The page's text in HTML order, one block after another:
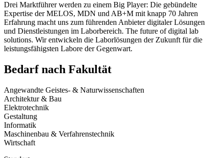
Drei Marktführer werden zu einem Big Player: Die gebündelte
Expertise der MELOS, MDN und AB+M mit knapp 70 Jahren
Erfahrung macht uns zum führenden Anbieter digitaler Lösungen
und Dienstleistungen im Laborbereich. The future of digital lab
solutions. Wir entwickeln die Laborlösungen der Zukunft für die
leistungsfähigsten Labore der Gegenwart.
Bedarf nach Fakultät
Angewandte Geistes- & Naturwissenschaften
Architektur & Bau
Elektrotechnik
Gestaltung
Informatik
Maschinenbau & Verfahrenstechnik
Wirtschaft